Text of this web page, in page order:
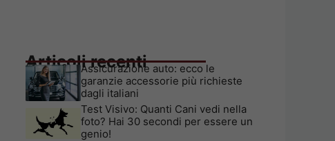
Articoli recenti
Assicurazione auto: ecco le
garanzie accessorie più richieste
dagli italiani
Test Visivo: Quanti Cani vedi nella
foto? Hai 30 secondi per essere un
genio!